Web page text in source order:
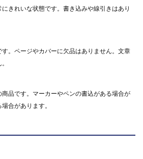
きれいな状態です。書き込みや線引きはあり
。ページやカバーに欠品はありません。文章
品です。マーカーやペンの書込がある場合が
合があります。